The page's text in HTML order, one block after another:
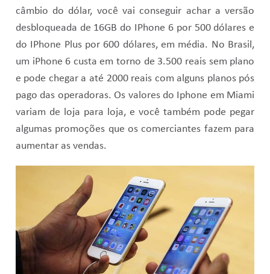
câmbio do dólar, você vai conseguir achar a versão
desbloqueada de 16GB do IPhone 6 por 500 dólares e
do IPhone Plus por 600 dólares, em média. No Brasil,
um iPhone 6 custa em torno de 3.500 reais sem plano
e pode chegar a até 2000 reais com alguns planos pós
pago das operadoras. Os valores do Iphone em Miami
variam de loja para loja, e você também pode pegar
algumas promoções que os comerciantes fazem para
aumentar as vendas.